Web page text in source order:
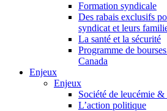
Formation syndicale
Des rabais exclusifs
syndicat et leurs
La santé et la sécurité
Programme de
Canada
Enjeux
Enjeux
Société de leucémie
L’action politique